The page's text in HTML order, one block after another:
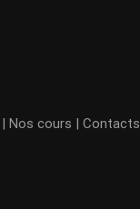
| Nos cours | Contacts